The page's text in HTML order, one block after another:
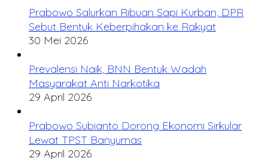
Prabowo Salurkan Ribuan Sapi Kurban, DPR
Sebut Bentuk Keberpihakan ke Rakyat
30 Mei 2026
Prevalensi Naik, BNN Bentuk Wadah
Masyarakat Anti Narkotika
29 April 2026
Prabowo Subianto Dorong Ekonomi Sirkular
Lewat TPST Banyumas
29 April 2026